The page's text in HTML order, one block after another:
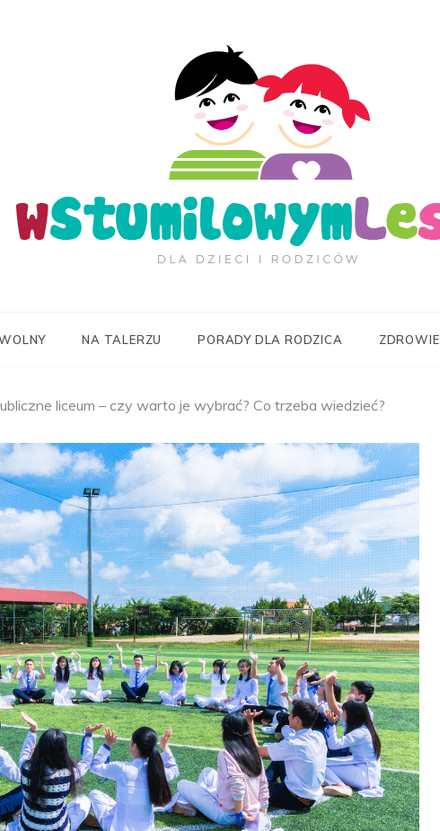
NA TALERZU PORADY DLA RODZICA ZDROWIE
liceum – czy warto je wybrać? Co trzeba wiedzieć?